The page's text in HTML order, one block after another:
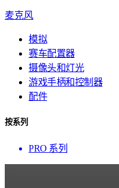
麦克风
模拟
赛车配置器
摄像头和灯光
游戏手柄和控制器
配件
按系列
PRO 系列